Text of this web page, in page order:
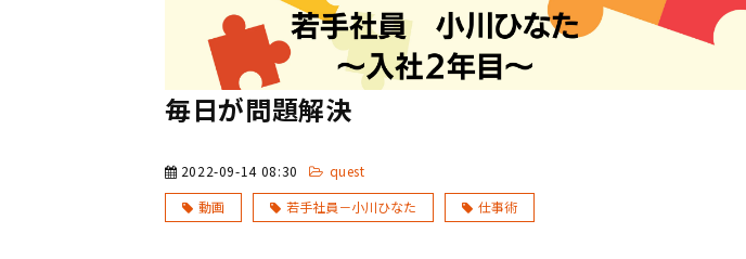
毎日が問題解決
2022-09-14 08:30
quest
動画
若手社員－小川ひなた 仕事術